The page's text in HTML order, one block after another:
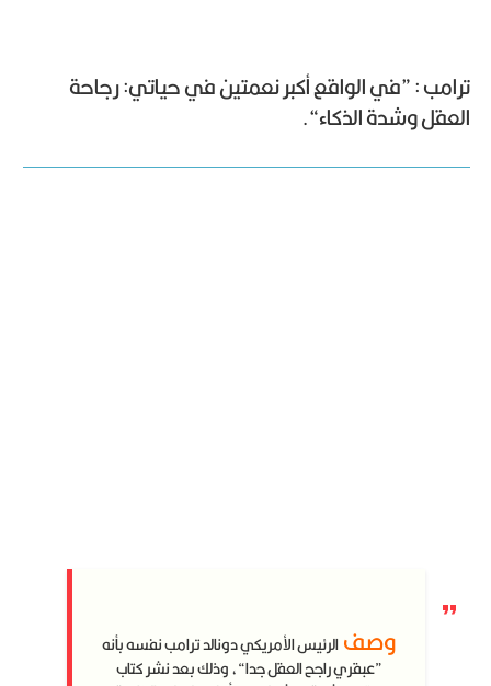
ترامب : ”في الواقع أكبر نعمتين في حياتي: رجاحة
العقل وشدة الذكاء“.
وصفالرئيس الأمريكي دونالد ترامب نفسه بأنه
”عبقري راجح العقل جدا“، وذلك بعد نشر كتاب